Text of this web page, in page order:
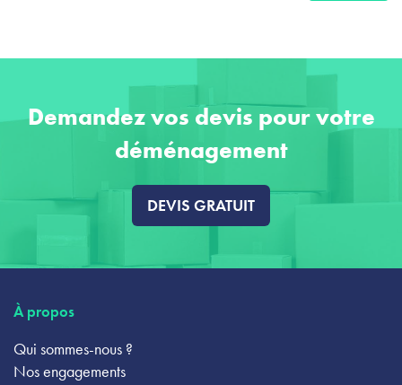
Demandez vos devis pour votre
déménagement
DEVIS GRATUIT
À propos
Qui sommes-nous ?
Nos engagements